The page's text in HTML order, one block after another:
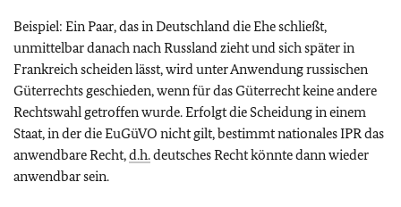
Beispiel: Ein Paar, das in Deutschland die Ehe schließt,
unmittelbar danach nach Russland zieht und sich später in
Frankreich scheiden lässt, wird unter Anwendung russischen
Güterrechts geschieden, wenn für das Güterrecht keine andere
Rechtswahl getroffen wurde. Erfolgt die Scheidung in einem
Staat, in der die EuGüVO nicht gilt, bestimmt nationales IPR das
anwendbare Recht,d.h.deutsches Recht könnte dann wieder
anwendbar sein.